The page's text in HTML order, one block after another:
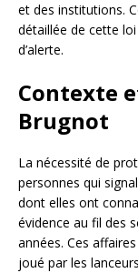
et des institutions.
détaillée de cette
d’alerte.
Contexte
Brugnot
La nécessité de
personnes qui
dont elles ont
évidence au fil des
années. Ces
joué par les